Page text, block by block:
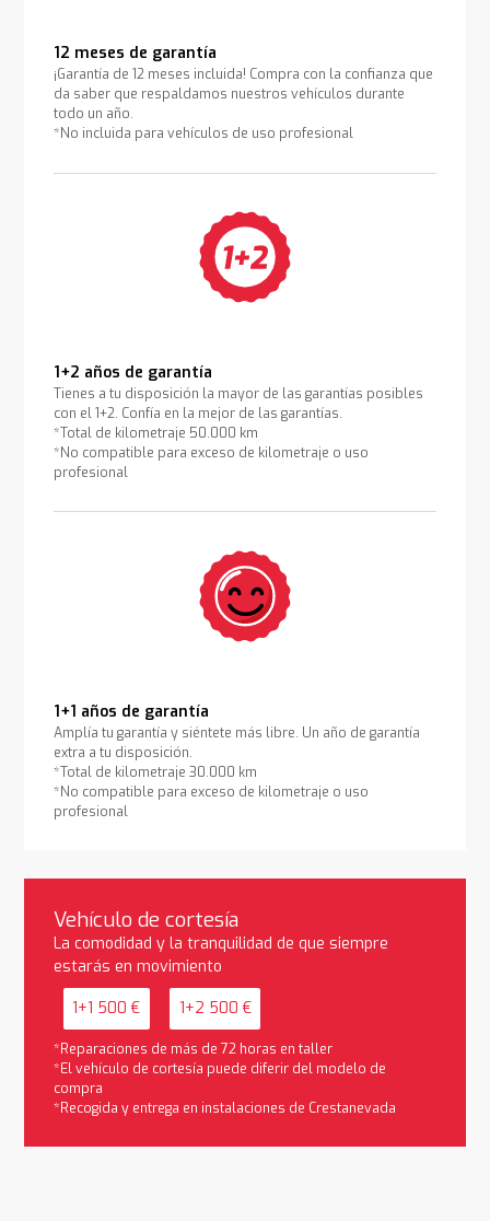
12 meses de garantía
¡Garantía de 12 meses incluida! Compra con la confianza que
da saber que respaldamos nuestros vehículos durante
todo un año.
*No incluida para vehículos de uso profesional
1+2 años de garantía
Tienes a tu disposición la mayor de las garantías posibles
con el 1+2. Confía en la mejor de las garantías.
*Total de kilometraje 50.000 km
*No compatible para exceso de kilometraje o uso
profesional
1+1 años de garantía
Amplía tu garantía y siéntete más libre. Un año de garantía
extra a tu disposición.
*Total de kilometraje 30.000 km
*No compatible para exceso de kilometraje o uso
profesional
Vehículo de cortesía
La comodidad y la tranquilidad de que siempre
estarás en movimiento
1+1 500 € 1+2 500 €
*Reparaciones de más de 72 horas en taller
*El vehículo de cortesía puede diferir del modelo de
compra
*Recogida y entrega en instalaciones de Crestanevada